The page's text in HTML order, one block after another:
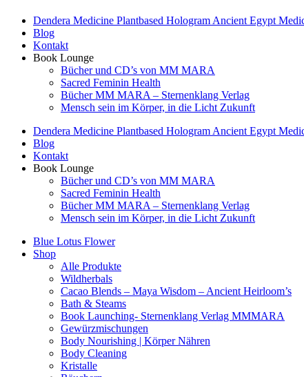
Dendera Medicine Plantbased Hologram Ancient Egypt
Blog
Kontakt
Book Lounge
Bücher und CD’s von MM MARA
Sacred Feminin Health
Bücher MM MARA – Sternenklang Verlag
Mensch sein im Körper, in die Licht Zukunft
Dendera Medicine Plantbased Hologram Ancient Egypt
Blog
Kontakt
Book Lounge
Bücher und CD’s von MM MARA
Sacred Feminin Health
Bücher MM MARA – Sternenklang Verlag
Mensch sein im Körper, in die Licht Zukunft
Blue Lotus Flower
Shop
Alle Produkte
Wildherbals
Cacao Blends – Maya Wisdom – Ancient Heirloom’s
Bath & Steams
Book Launching- Sternenklang Verlag MMMARA
Gewürzmischungen
Body Nourishing | Körper Nähren
Body Cleaning
Kristalle